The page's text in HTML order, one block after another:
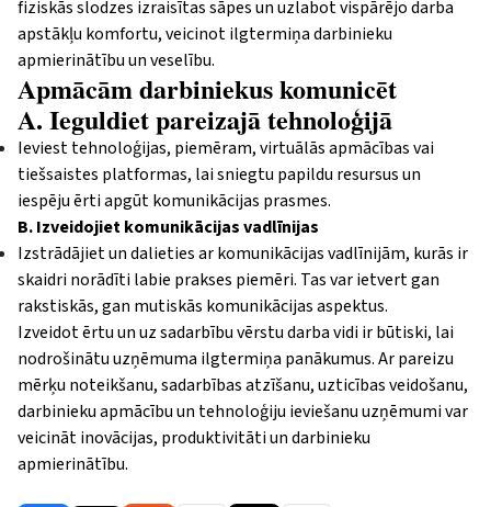
fiziskās slodzes izraisītas sāpes un uzlabot vispārējo darba
apstākļu komfortu, veicinot ilgtermiņa darbinieku
apmierinātību un veselību.
Apmācām darbiniekus komunicēt
A. Ieguldiet pareizajā tehnoloģijā
Ieviest tehnoloģijas, piemēram, virtuālās apmācības vai
tiešsaistes platformas, lai sniegtu papildu resursus un
iespēju ērti apgūt komunikācijas prasmes.
B. Izveidojiet komunikācijas vadlīnijas
Izstrādājiet un dalieties ar komunikācijas vadlīnijām, kurās ir
skaidri norādīti labie prakses piemēri. Tas var ietvert gan
rakstiskās, gan mutiskās komunikācijas aspektus.
Izveidot ērtu un uz sadarbību vērstu darba vidi ir būtiski, lai
nodrošinātu uzņēmuma ilgtermiņa panākumus. Ar pareizu
mērķu noteikšanu, sadarbības atzīšanu, uzticības veidošanu,
darbinieku apmācību un tehnoloģiju ieviešanu uzņēmumi var
veicināt inovācijas, produktivitāti un darbinieku
apmierinātību.